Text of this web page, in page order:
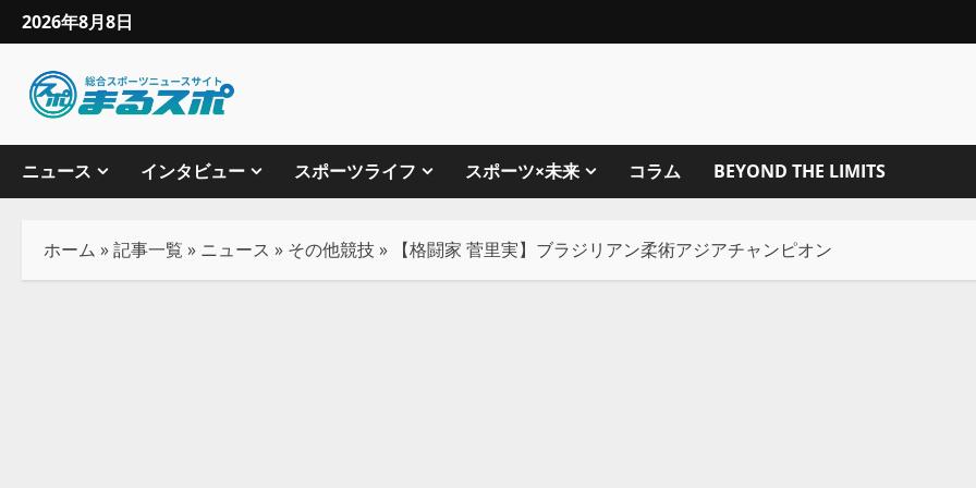
2026年8月8日
ニュース インタビュー スポーツライフ スポーツ×未来 コラム BEYOND THE LIMITS
ホーム »記事一覧 » ニュース » その他競技» 【格闘家 菅里実】ブラジリアン柔術アジアチャンピオン